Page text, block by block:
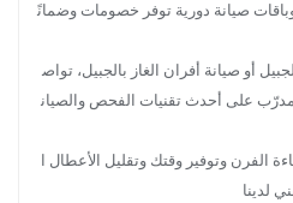
صيانة دورية توفر خصومات وضمانً
أو صيانة أفران الغاز بالجبيل، تواص
على أحدث تقنيات الفحص والصيان
الفرن وتوفير وقتك وتقليل الأعطال ا
لدينا